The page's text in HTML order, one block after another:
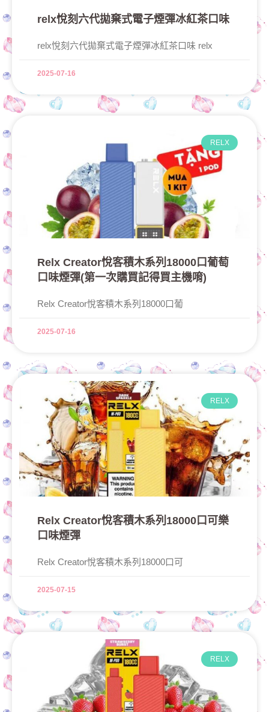
relx悅刻六代拋棄式電子煙彈冰紅茶口味
relx悅刻六代拋棄式電子煙彈冰紅茶口味 relx
2025-07-16
RELX
Relx Creator悅客積木系列18000口葡萄
口味煙彈(第一次購買記得買主機唷)
Relx Creator悅客積木系列18000口葡
2025-07-16
RELX
Relx Creator悅客積木系列18000口可樂
口味煙彈
Relx Creator悅客積木系列18000口可
2025-07-15
RELX